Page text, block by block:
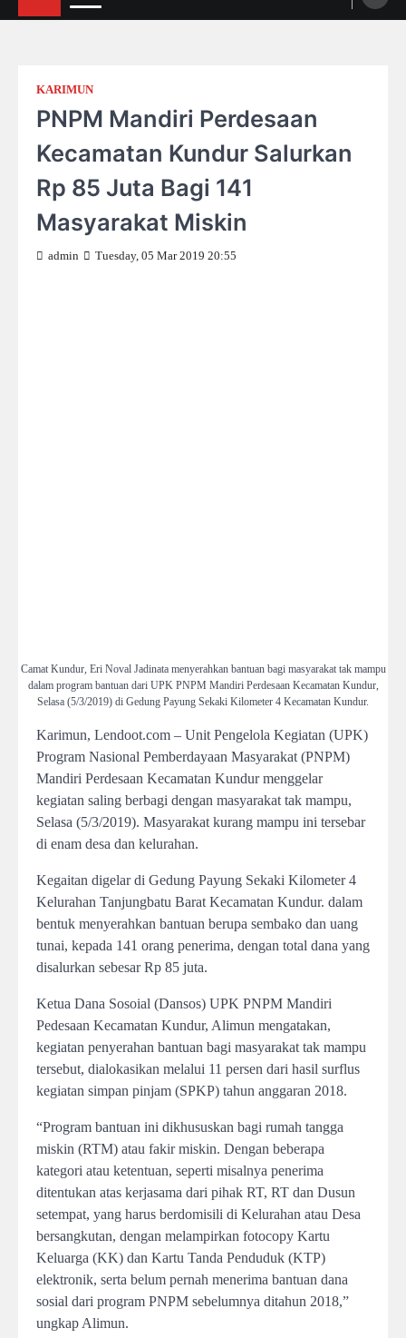
KARIMUN
PNPM Mandiri Perdesaan
Kecamatan Kundur Salurkan
Rp 85 Juta Bagi 141
Masyarakat Miskin
admin Tuesday, 05 Mar 2019 20:55
Camat Kundur, Eri Noval Jadinata menyerahkan bantuan bagi masyarakat tak mampu
dalam program bantuan dari UPK PNPM Mandiri Perdesaan Kecamatan Kundur,
Selasa (5/3/2019) di Gedung Payung Sekaki Kilometer 4 Kecamatan Kundur.
Karimun, Lendoot.com – Unit Pengelola Kegiatan (UPK)
Program Nasional Pemberdayaan Masyarakat (PNPM)
Mandiri Perdesaan Kecamatan Kundur menggelar
kegiatan saling berbagi dengan masyarakat tak mampu,
Selasa (5/3/2019). Masyarakat kurang mampu ini tersebar
di enam desa dan kelurahan.
Kegaitan digelar di Gedung Payung Sekaki Kilometer 4
Kelurahan Tanjungbatu Barat Kecamatan Kundur. dalam
bentuk menyerahkan bantuan berupa sembako dan uang
tunai, kepada 141 orang penerima, dengan total dana yang
disalurkan sebesar Rp 85 juta.
Ketua Dana Sosoial (Dansos) UPK PNPM Mandiri
Pedesaan Kecamatan Kundur, Alimun mengatakan,
kegiatan penyerahan bantuan bagi masyarakat tak mampu
tersebut, dialokasikan melalui 11 persen dari hasil surflus
kegiatan simpan pinjam (SPKP) tahun anggaran 2018.
“Program bantuan ini dikhususkan bagi rumah tangga
miskin (RTM) atau fakir miskin. Dengan beberapa
kategori atau ketentuan, seperti misalnya penerima
ditentukan atas kerjasama dari pihak RT, RT dan Dusun
setempat, yang harus berdomisili di Kelurahan atau Desa
bersangkutan, dengan melampirkan fotocopy Kartu
Keluarga (KK) dan Kartu Tanda Penduduk (KTP)
elektronik, serta belum pernah menerima bantuan dana
sosial dari program PNPM sebelumnya ditahun 2018,”
ungkap Alimun.